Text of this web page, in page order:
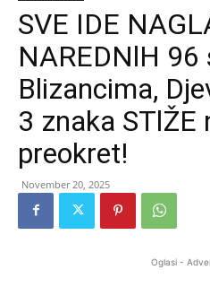
SVE IDE
NAREDNlH 96
Blizancima,
3 znaka STlŽE
preokret!
November 20, 2025
Oglasi -